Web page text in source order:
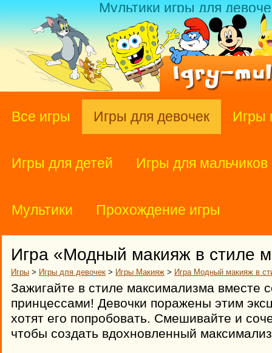
Мультики игры для
Все игры Игры для девочек Игры
Игры для детей Игры для мальчиков
Мультики Прохождение игры
Игра «Модный макияж в стиле
Игры > Игры для девочек > Игры Макияж > Игра Модный макияж в
Зажигайте в стиле максимализма
принцессами! Девочки поражены этим
хотят его попробовать. Смешивайте и
чтобы создать вдохновленный